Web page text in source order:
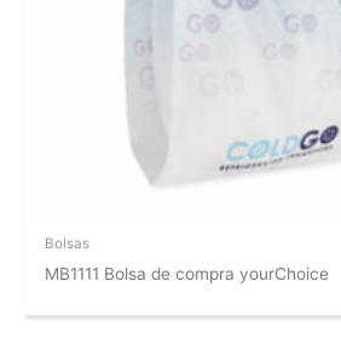
Bolsas
MB1111 Bolsa de compra yourChoice